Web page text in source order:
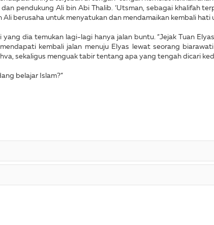
pendukung Ali bin Abi Thalib. ‘Utsman, sebagai khalifah
Ali berusaha untuk menyatukan dan mendamaikan kembali hati
dia temukan lagi-lagi hanya jalan buntu. “Jejak Tuan
kembali jalan menuju Elyas lewat seorang
sekaligus menguak tabir tentang apa yang tengah dicari
belajar Islam?”